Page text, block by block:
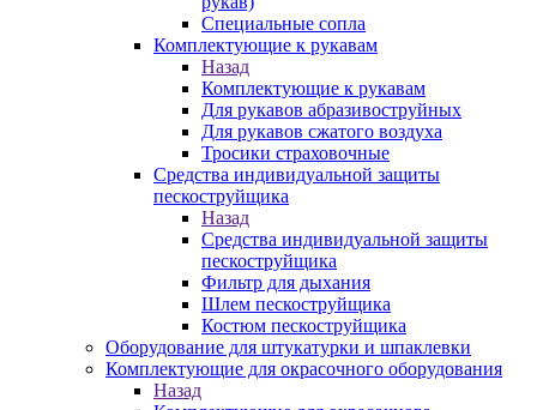
Специальные сопла
Комплектующие к рукавам
Назад
Комплектующие к рукавам
Для рукавов абразивоструйных
Для рукавов сжатого воздуха
Тросики страховочные
Средства индивидуальной защиты
пескоструйщика
Назад
Средства индивидуальной защиты
пескоструйщика
Фильтр для дыхания
Шлем пескоструйщика
Костюм пескоструйщика
Оборудование для штукатурки и шпаклевки
Комплектующие для окрасочного оборудования
Назад